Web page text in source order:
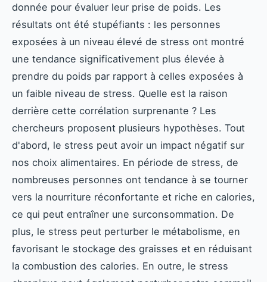
donnée pour évaluer leur prise de poids. Les
résultats ont été stupéfiants : les personnes
exposées à un niveau élevé de stress ont montré
une tendance significativement plus élevée à
prendre du poids par rapport à celles exposées à
un faible niveau de stress. Quelle est la raison
derrière cette corrélation surprenante ? Les
chercheurs proposent plusieurs hypothèses. Tout
d'abord, le stress peut avoir un impact négatif sur
nos choix alimentaires. En période de stress, de
nombreuses personnes ont tendance à se tourner
vers la nourriture réconfortante et riche en calories,
ce qui peut entraîner une surconsommation. De
plus, le stress peut perturber le métabolisme, en
favorisant le stockage des graisses et en réduisant
la combustion des calories. En outre, le stress